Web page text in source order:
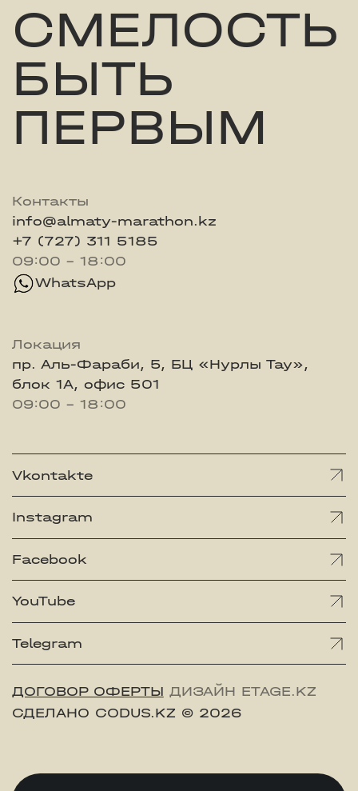
СМЕЛОСТЬ
БЫТЬ
ПЕРВЫМ
Контакты
info@almaty-marathon.kz
+7 (727) 311 5185
09:00 - 18:00
WhatsApp
Локация
пр. Аль-Фараби, 5, БЦ «Нурлы Тау»,
блок 1А, офис 501
09:00 - 18:00
Vkontakte
Instagram
Facebook
YouTube
Telegram
ДОГОВОР ОФЕРТЫ ДИЗАЙН ETAGE.KZ
СДЕЛАНО CODUS.KZ © 2026